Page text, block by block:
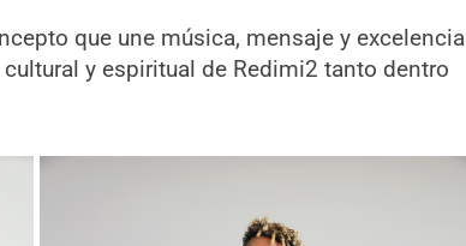
que une música, mensaje y excelencia
y espiritual de Redimi2 tanto dentro